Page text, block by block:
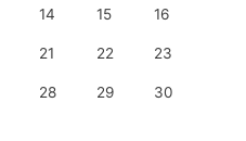
14 15 16
21 22 23
28 29 30